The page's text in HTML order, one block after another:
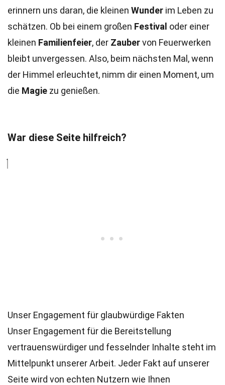
erinnern uns daran, die kleinen Wunder im Leben zu
schätzen. Ob bei einem großen Festival oder einer
kleinen Familienfeier, der Zaubervon Feuerwerken
bleibt unvergessen. Also, beim nächsten Mal, wenn
der Himmel erleuchtet, nimm dir einen Moment, um
die Magie zu genießen.
War diese Seite hilfreich?
Unser Engagement für glaubwürdige Fakten
Unser Engagement für die Bereitstellung
vertrauenswürdiger und fesselnder Inhalte steht im
Mittelpunkt unserer Arbeit. Jeder Fakt auf unserer
Seite wird von echten Nutzern wie Ihnen